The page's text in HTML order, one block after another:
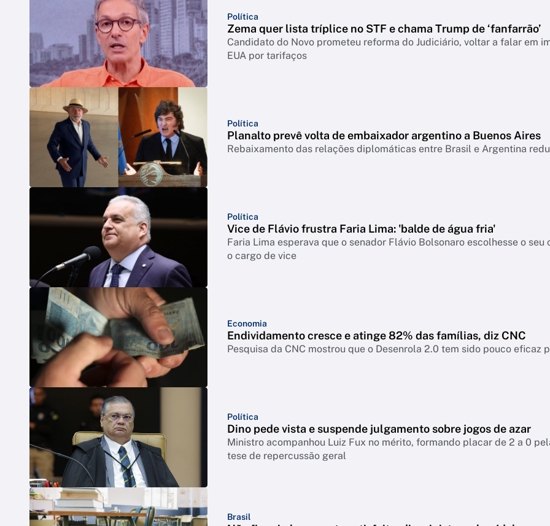
Política
Zema quer lista tríplice no STF e chama Trump de ‘fanfarrão’
Candidato do Novo prometeu reforma do Judiciário, voltar a falar em
EUA por tarifaços
Política
Planalto prevê volta de embaixador argentino a Buenos Aires
Rebaixamento das relações diplomáticas entre Brasil e Argentina
Política
Vice de Flávio frustra Faria Lima: 'balde de água fria'
Faria Lima esperava que o senador Flávio Bolsonaro escolhesse o
o cargo de vice
Economia
Endividamento cresce e atinge 82% das famílias, diz CNC
Pesquisa da CNC mostrou que o Desenrola 2.0 tem sido pouco eficaz
Política
Dino pede vista e suspende julgamento sobre jogos de azar
Ministro acompanhou Luiz Fux no mérito, formando placar de 2 a 0
tese de repercussão geral
Brasil